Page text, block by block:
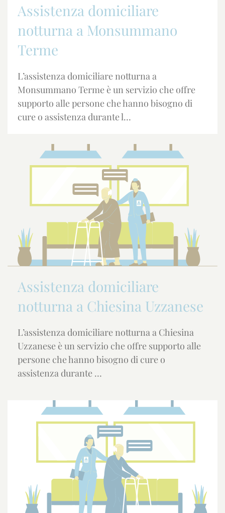
Assistenza domiciliare
notturna a Monsummano
Terme
L’assistenza domiciliare notturna a
Monsummano Terme è un servizio che offre
supporto alle persone che hanno bisogno di
cure o assistenza durante l…
Assistenza domiciliare
notturna a Chiesina Uzzanese
L’assistenza domiciliare notturna a Chiesina
Uzzanese è un servizio che offre supporto alle
persone che hanno bisogno di cure o
assistenza durante …